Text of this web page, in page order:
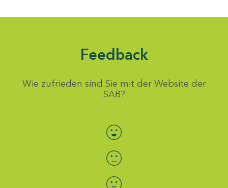
Feedback
Wie zufrieden sind Sie mit der Website der
SAB?
Bewertung auswählen